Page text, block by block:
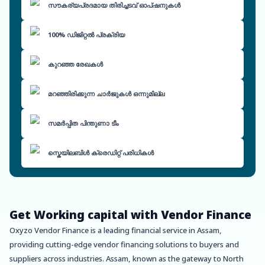
സൗകര്യപ്രദമായ തിരിച്ചടവ് ഓപ്ഷനുകൾ
100% ഡിജിറ്റൽ പ്രക്രിയ
കുറഞ്ഞ രേഖകൾ
മറഞ്ഞിരിക്കുന്ന ചാർജുകൾ ഒന്നുമില്ല
സമർപ്പിത പിന്തുണാ ടീം
സ്കെയിലബിൾ ക്രെഡിറ്റ് പരിധികൾ
Get Working capital with Vendor Finance
Oxyzo Vendor Finance is a leading financial service in Assam,
providing cutting-edge vendor financing solutions to buyers and
suppliers across industries. Assam, known as the gateway to North